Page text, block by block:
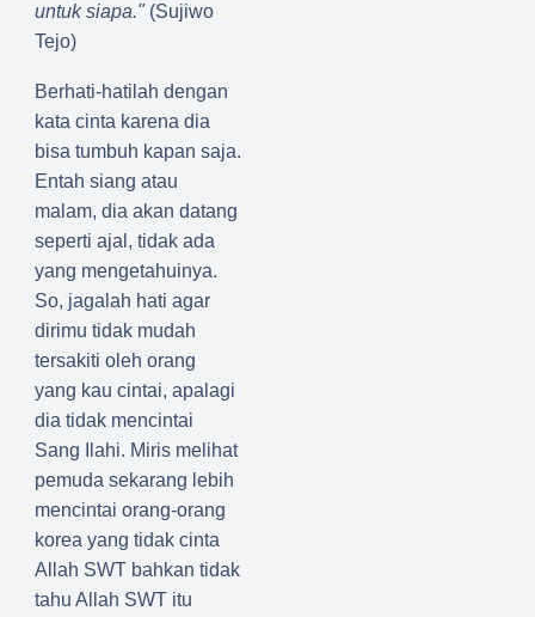
untuk siapa." (Sujiwo
Tejo)
Berhati-hatilah dengan
kata cinta karena dia
bisa tumbuh kapan saja.
Entah siang atau
malam, dia akan datang
seperti ajal, tidak ada
yang mengetahuinya.
So, jagalah hati agar
dirimu tidak mudah
tersakiti oleh orang
yang kau cintai, apalagi
dia tidak mencintai
Sang Ilahi. Miris melihat
pemuda sekarang lebih
mencintai orang-orang
korea yang tidak cinta
Allah SWT bahkan tidak
tahu Allah SWT itu